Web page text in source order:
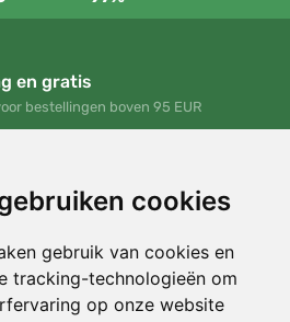
cookies
gebruik van cookies en
tracking-technologieën om
op onze website
en gratis
bestellingen boven 95 EUR
op elk gewenst moment binnen 90
ruilen
we een boom! Lees meer Over